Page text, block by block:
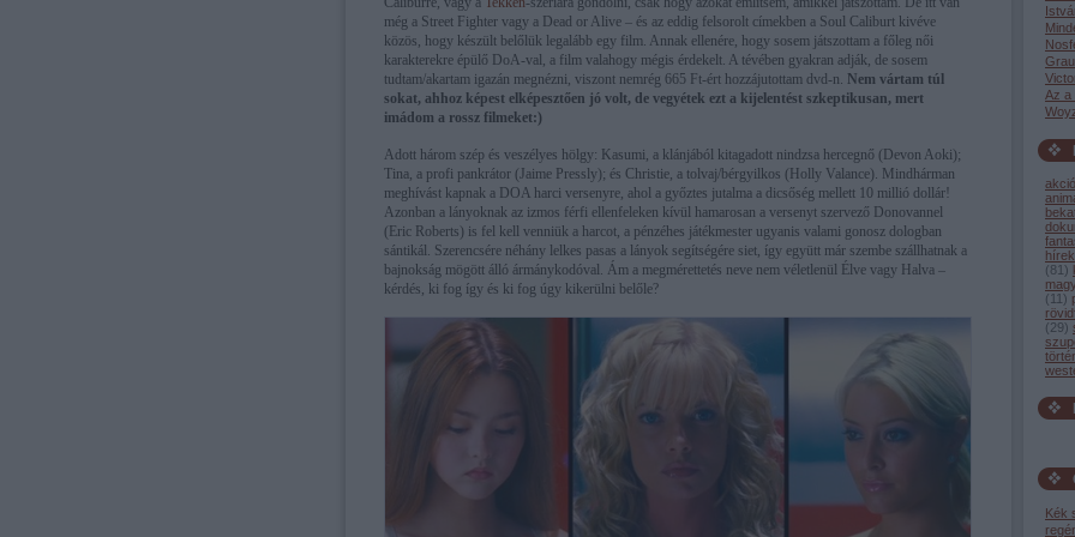
Az a
akció
hírek
(81 )
(11 )
(29)
Kék
még a Street Fighter vagy a Dead or Alive – és az eddig felsorolt címekben a Soul Caliburt kivéve
közös, hogy készült belőlük legalább egy film. Annak ellenére, hogy sosem játszottam a főleg női
karakterekre épülő DoA-val, a film valahogy mégis érdekelt. A tévében gyakran adják, de sosem
tudtam/akartam igazán megnézni, viszont nemrég 665 Ft-ért hozzájutottam dvd-n. Nem vártam túl
sokat, ahhoz képest elképesztően jó volt, de vegyétek ezt a kijelentést szkeptikusan, mert
imádom a rossz filmeket:)
Adott három szép és veszélyes hölgy: Kasumi, a klánjából kitagadott nindzsa hercegnő (Devon Aoki);
Tina, a profi pankrátor (Jaime Pressly); és Christie, a tolvaj/bérgyilkos (Holly Valance). Mindhárman
meghívást kapnak a DOA harci versenyre, ahol a győztes jutalma a dicsőség mellett 10 millió dollár!
Azonban a lányoknak az izmos férfi ellenfeleken kívül hamarosan a versenyt szervező Donovannel
(Eric Roberts) is fel kell venniük a harcot, a pénzéhes játékmester ugyanis valami gonosz dologban
sántikál. Szerencsére néhány lelkes pasas a lányok segítségére siet, így együtt már szembe szállhatnak a
bajnokság mögött álló ármánykodóval. Ám a megmérettetés neve nem véletlenül Élve vagy Halva –
kérdés, ki fog így és ki fog úgy kikerülni belőle?